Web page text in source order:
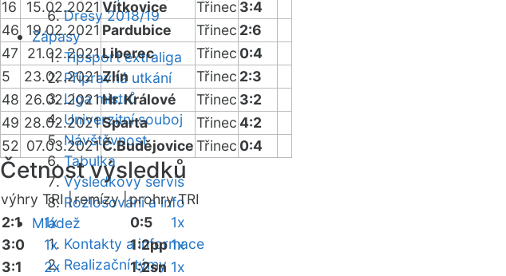
Dresy 2018/19
Zápasy
Tipsport extraliga
Přípravná utkání
Liga mistrů
Univerzitní souboj
Návštěvnost
Tabulka
Výsledkový servis
Rozlosování a info
Mládež
Kontakty a informace
Realizační týmy
16
15.02.2021 Vítkovice Třinec 3:4
46 19.02.2021 Pardubice Třinec 2:6
47
21.02.2021Liberec Třinec 0:4
5
23.02.2021Zlín Třinec 2:3
48 26.02.2021Hr. Králové Třinec 3:2
49 28.02.2021Sparta Třinec4:2
52 07.03.2021Č.BudějoviceTřinec 0:4
Četnost výsledků
výhry TRI |remízy |prohry TRI
2:1
1x
3:0
1x
3:1
2x
0:5
1x
1:2pp1x
1:2sn 1x